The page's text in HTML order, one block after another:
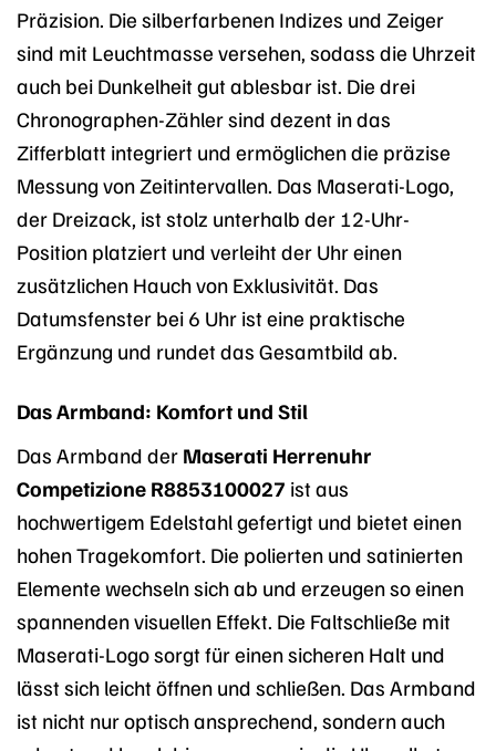
Präzision. Die silberfarbenen Indizes und Zeiger
sind mit Leuchtmasse versehen, sodass die Uhrzeit
auch bei Dunkelheit gut ablesbar ist. Die drei
Chronographen-Zähler sind dezent in das
Zifferblatt integriert und ermöglichen die präzise
Messung von Zeitintervallen. Das Maserati-Logo,
der Dreizack, ist stolz unterhalb der 12-Uhr-
Position platziert und verleiht der Uhr einen
zusätzlichen Hauch von Exklusivität. Das
Datumsfenster bei 6 Uhr ist eine praktische
Ergänzung und rundet das Gesamtbild ab.
Das Armband: Komfort und Stil
Das Armband der Maserati Herrenuhr
Competizione R8853100027 ist aus
hochwertigem Edelstahl gefertigt und bietet einen
hohen Tragekomfort. Die polierten und satinierten
Elemente wechseln sich ab und erzeugen so einen
spannenden visuellen Effekt. Die Faltschließe mit
Maserati-Logo sorgt für einen sicheren Halt und
lässt sich leicht öffnen und schließen. Das Armband
ist nicht nur optisch ansprechend, sondern auch